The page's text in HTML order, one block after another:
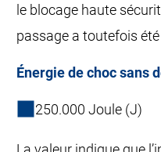
le blocage haute
passage a toutefois
Énergie de choc sans
250.000 Joule (J)